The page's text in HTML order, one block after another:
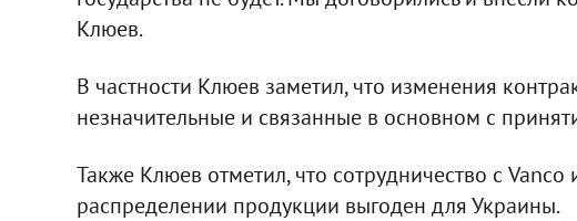
Клюев.
В частности Клюев заметил, что изменения
незначительные и связанные в основном с
Также Клюев отметил, что сотрудничество с
распределении продукции выгоден для Украины.